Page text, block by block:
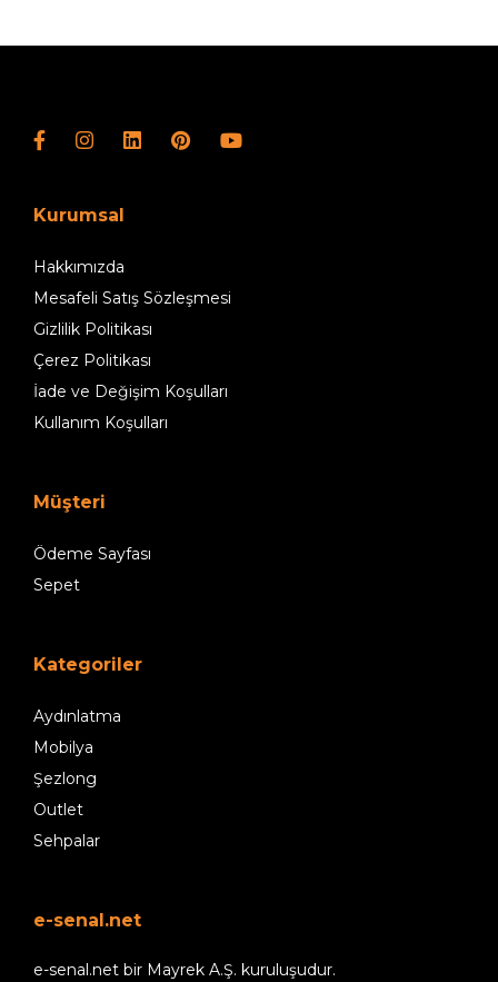
Kurumsal
Hakkımızda
Mesafeli Satış Sözleşmesi
Gizlilik Politikası
Çerez Politikası
İade ve Değişim Koşulları
Kullanım Koşulları
Müşteri
Ödeme Sayfası
Sepet
Kategoriler
Aydınlatma
Mobilya
Şezlong
Outlet
Sehpalar
e-senal.net
e-senal.net bir Mayrek A.Ş. kuruluşudur.